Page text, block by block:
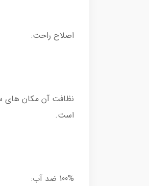
اصلاح راحت:
نظافت آن مکان های
است.
100% ضد آب: